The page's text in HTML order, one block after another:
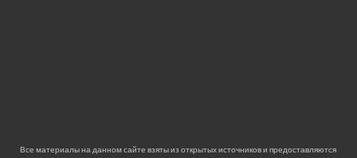
Все материалы на данном сайте взяты из открытых источников и предоставляются